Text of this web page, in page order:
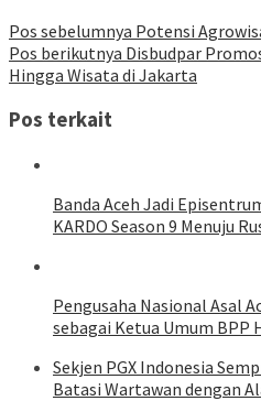
Pos sebelumnya Potensi
Pos berikutnya Disbudpar
Hingga Wisata di Jakarta
Pos terkait
Banda Aceh Jadi
KARDO Season 9 Menuju
Pengusaha Nasional Asal
sebagai Ketua Umum BPP
Sekjen PGX Indonesia
Batasi Wartawan dengan